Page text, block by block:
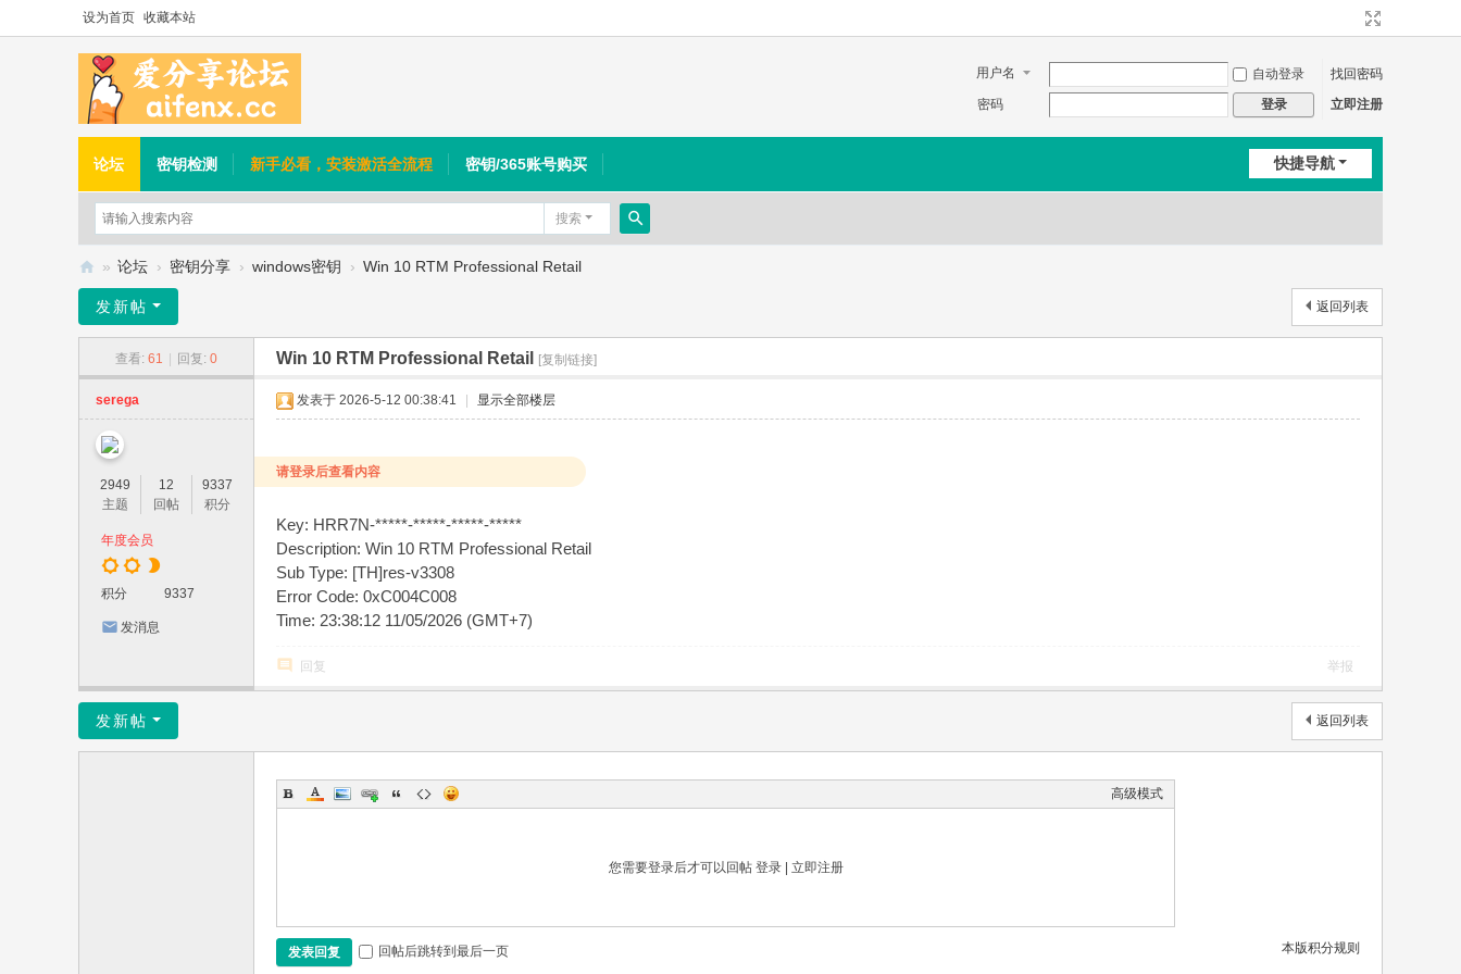
设为首页 收藏本站
用户名 自动登录
找回密码
密码
登录 立即注册
快捷导航
论坛 密钥检测 新手必看，安装激活全流程 密钥/365账号购买
搜索
搜
分
坛
» 论坛 › 密钥分享 › windows密钥 › Win 10 RTM Professional Retail
返回列表
发新帖
查看: 61 回复: 0 Win 10 RTM Professional Retail [复制链接]
serega
2949
主题
12
回帖
9337
积分
年度会员
积分 9337
发消息
发表于 2026-5-12 00:38:41 显示全部楼层
请登录后查看内容
Key: HRR7N-*****-*****-*****-*****
Description: Win 10 RTM Professional Retail
Sub Type: [TH]res-v3308
Error Code: 0xC004C008
Time: 23:38:12 11/05/2026 (GMT+7)
回复 举报
返回列表
发新帖
高级模式
您需要登录后才可以回帖 登录| 立即注册
本版积分规则
发表回复 回帖后跳转到最后一页